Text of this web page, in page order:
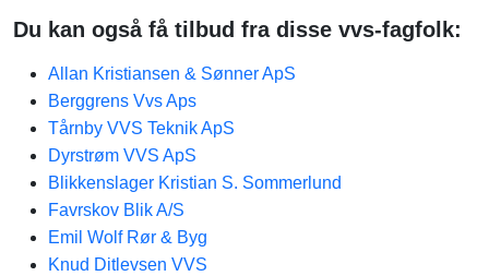
Du kan også få tilbud fra disse vvs-fagfolk:
Allan Kristiansen & Sønner ApS
Berggrens Vvs Aps
Tårnby VVS Teknik ApS
Dyrstrøm VVS ApS
Blikkenslager Kristian S. Sommerlund
Favrskov Blik A/S
Emil Wolf Rør & Byg
Knud Ditlevsen VVS